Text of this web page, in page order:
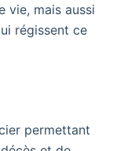
vie, mais aussi
régissent ce
permettant